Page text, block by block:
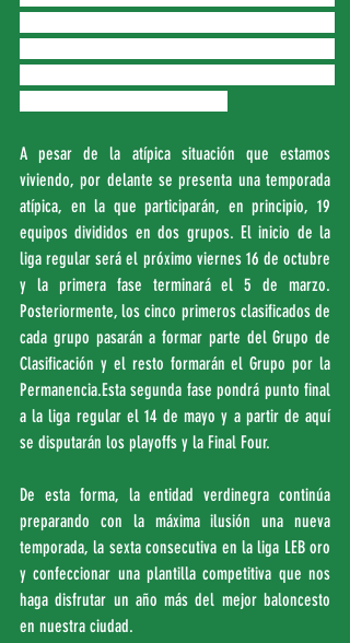
A pesar de la atípica situación que estamos
viviendo, por delante se presenta una temporada
atípica, en la que participarán, en principio, 19
equipos divididos en dos grupos. El inicio de la
liga regular será el próximo viernes 16 de octubre
y la primera fase terminará el 5 de marzo.
Posteriormente, los cinco primeros clasificados de
cada grupo pasarán a formar parte del Grupo de
Clasificación y el resto formarán el Grupo por la
Permanencia.Esta segunda fase pondrá punto final
a la liga regular el 14 de mayo y a partir de aquí
se disputarán los playoffs y la Final Four.
De esta forma, la entidad verdinegra continúa
preparando con la máxima ilusión una nueva
temporada, la sexta consecutiva en la liga LEB oro
y confeccionar una plantilla competitiva que nos
haga disfrutar un año más del mejor baloncesto
en nuestra ciudad.